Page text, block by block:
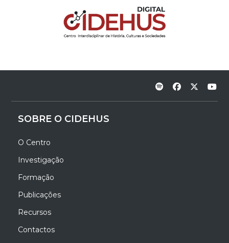
SOBRE O CIDEHUS
O Centro
Investigação
Formação
Publicações
Recursos
Contactos